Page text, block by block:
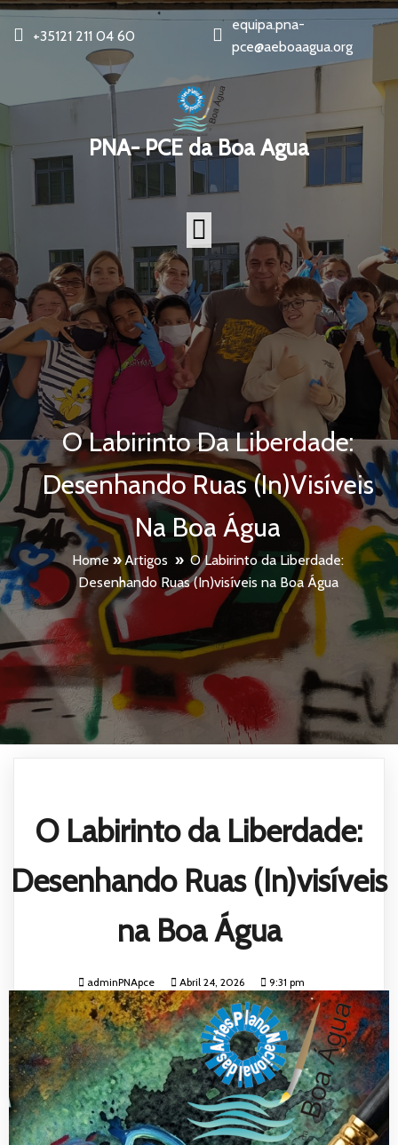
+35121 211 04 60
equipa.pna-
pce@aeboaagua.org
PNA- PCE da Boa Agua
O Labirinto Da Liberdade:
Desenhando Ruas (In)visíveis
Na Boa Água
Home »Artigos » O Labirinto da Liberdade:
Desenhando Ruas (In)visíveis na Boa Água
O Labirinto da Liberdade:
Desenhando Ruas (In)visíveis
na Boa Água
adminPNApce Abril 24, 2026 9:31 pm